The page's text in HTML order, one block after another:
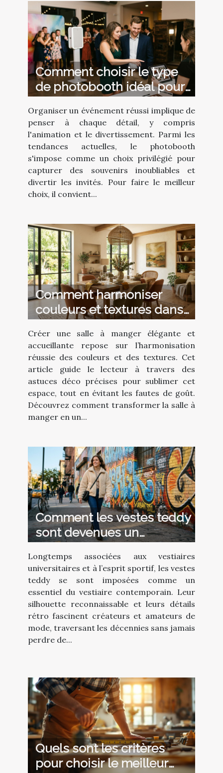
Comment choisir le type
de photobooth idéal pour
votre événement ?
Organiser un événement réussi implique de
penser à chaque détail, y compris
l'animation et le divertissement. Parmi les
tendances actuelles, le photobooth
s'impose comme un choix privilégié pour
capturer des souvenirs inoubliables et
divertir les invités. Pour faire le meilleur
choix, il convient...
Comment harmoniser
couleurs et textures dans
votre salle à manger ?
Créer une salle à manger élégante et
accueillante repose sur l’harmonisation
réussie des couleurs et des textures. Cet
article guide le lecteur à travers des
astuces déco précises pour sublimer cet
espace, tout en évitant les fautes de goût.
Découvrez comment transformer la salle à
manger en un...
Comment les vestes teddy
sont devenues un
incontournable de la mode
?
Longtemps associées aux vestiaires
universitaires et à l’esprit sportif, les vestes
teddy se sont imposées comme un
essentiel du vestiaire contemporain. Leur
silhouette reconnaissable et leurs détails
rétro fascinent créateurs et amateurs de
mode, traversant les décennies sans jamais
perdre de...
Quels sont les critères
pour choisir le meilleur